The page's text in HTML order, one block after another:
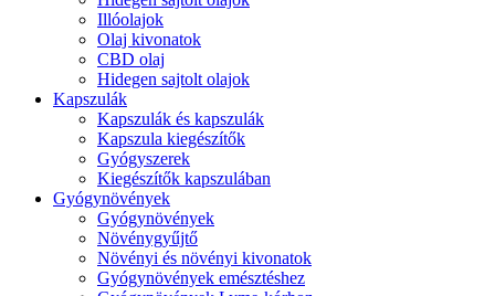
Illóolajok
Olaj kivonatok
CBD olaj
Hidegen sajtolt olajok
Kapszulák
Kapszulák és kapszulák
Kapszula kiegészítők
Gyógyszerek
Kiegészítők kapszulában
Gyógynövények
Gyógynövények
Növénygyűjtő
Növényi és növényi kivonatok
Gyógynövények emésztéshez